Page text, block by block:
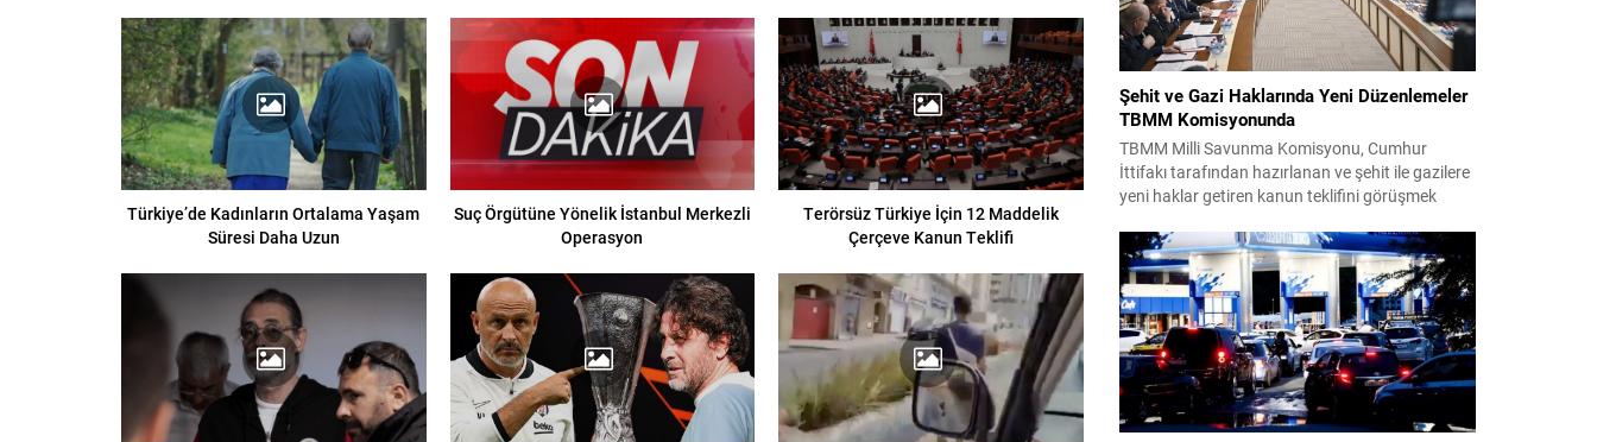
Türkiye’de Kadınların Ortalama Yaşam
Süresi Daha Uzun
Suç Örgütüne Yönelik İstanbul Merkezli
Operasyon
Terörsüz Türkiye İçin 12 Maddelik
Çerçeve Kanun Teklifi
Şehit ve Gazi Haklarında Yeni Düzenlemeler
TBMM Komisyonunda
TBMM Milli Savunma Komisyonu, Cumhur
İttifakı tarafından hazırlanan ve şehit ile gazilere
yeni haklar getiren kanun teklifini görüşmek
komisyonda kabul edildi ve bir dizi düzenleme
benimsendi. Teklif kapsamında, vazife
malullerinden hayatını kaybedenlerin anne ve
babalarına bağlanacak aylık tutarının, net asgari
ücretin altında olmayacağı hükme bağlanıyor....